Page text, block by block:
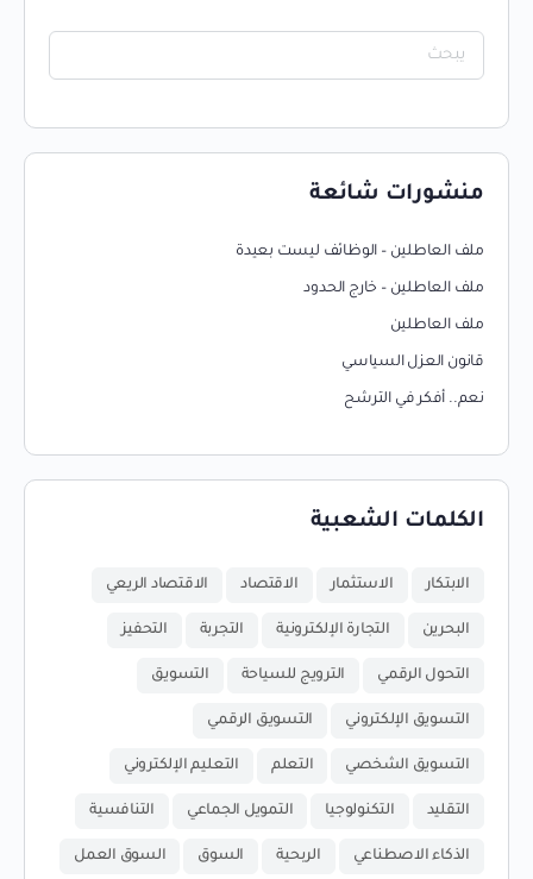
منشورات شائعة
ملف العاطلين – الوظائف ليست بعيدة
ملف العاطلين – خارج الحدود
ملف العاطلين
قانون العزل السياسي
نعم.. أفكر في الترشح
الكلمات الشعبية
الابتكار الاستثمار الاقتصاد الاقتصاد الريعي
البحرين التجارة الإلكترونية التجربة التحفيز
التحول الرقمي الترويج للسياحة التسويق
التسويق الإلكتروني التسويق الرقمي
التسويق الشخصي التعلم التعليم الإلكتروني
التقليد التكنولوجيا التمويل الجماعي التنافسية
الذكاء الاصطناعي الربحية السوق السوق العمل